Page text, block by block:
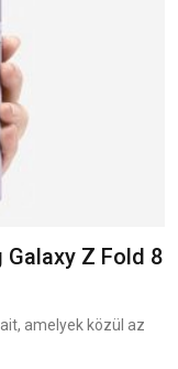
Z Fold 8
amelyek közül az